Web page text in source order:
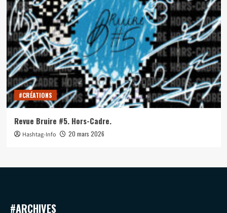
#CRÉATIONS
Revue Bruire #5. Hors-Cadre.
Hashtag-Info 20 mars 2026
#ARCHIVES